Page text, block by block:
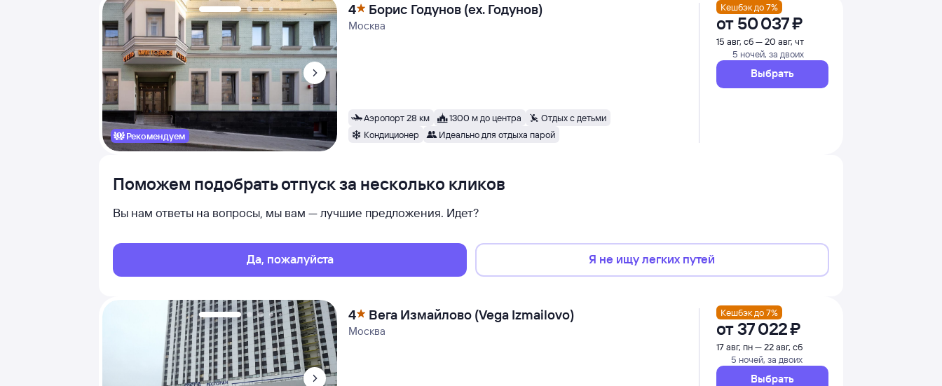
Рекомендуем
4 Борис Годунов (ex. Годунов)
Москва
Аэропорт 28 км 1300 м до центра
Отдых с детьми
Кондиционер
Идеально для отдыха парой
Кешбэк до 7%
от 50 ⁠037 ⁠₽
15 авг, сб — 20 авг, чт
5 ночей, за двоих
Выбрать
Поможем подобрать отпуск за несколько кликов
Вы нам ответы на вопросы, мы вам — лучшие предложения. Идет?
Да, пожалуйста Я не ищу легких путей
4 Вега Измайлово (Vega Izmailovo)
Москва
Кешбэк до 7%
от37 ⁠022 ⁠₽
17 авг, пн — 22 авг, сб
5 ночей, за двоих
Выбрать